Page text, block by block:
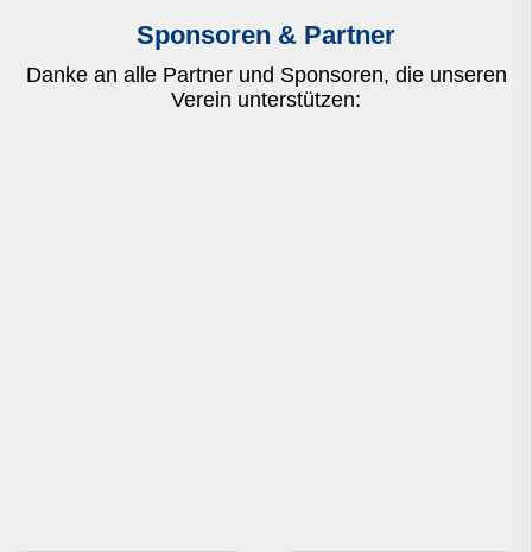
Sponsoren & Partner
Danke an alle Partner und Sponsoren, die unseren
Verein unterstützen: